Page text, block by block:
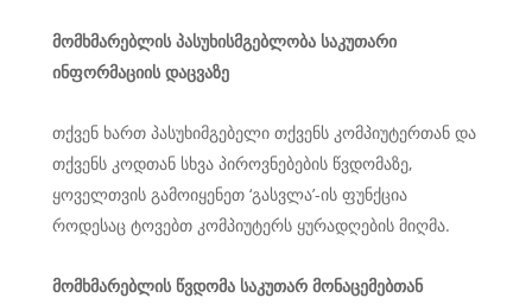
მომხმარებლის პასუხისმგებლობა საკუთარი
ინფორმაციის დაცვაზე
თქვენ ხართ პასუხიმგებელი თქვენს კომპიუტერთან და
თქვენს კოდთან სხვა პიროვნებების წვდომაზე,
ყოველთვის გამოიყენეთ ‘გასვლა’-ის ფუნქცია
როდესაც ტოვებთ კომპიუტერს ყურადღების მიღმა.
მომხმარებლის წვდომა საკუთარ მონაცემებთან